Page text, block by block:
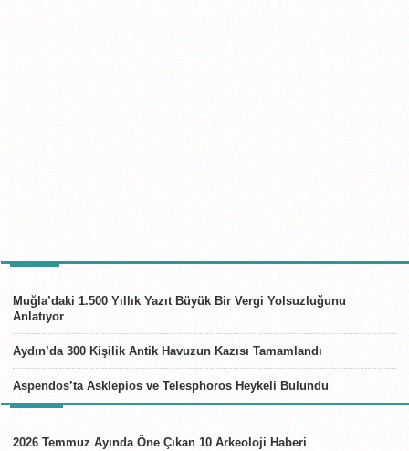
Muğla’daki 1.500 Yıllık Yazıt Büyük Bir Vergi Yolsuzluğunu
Anlatıyor
Aydın’da 300 Kişilik Antik Havuzun Kazısı Tamamlandı
Aspendos’ta Asklepios ve Telesphoros Heykeli Bulundu
2026 Temmuz Ayında Öne Çıkan 10 Arkeoloji Haberi